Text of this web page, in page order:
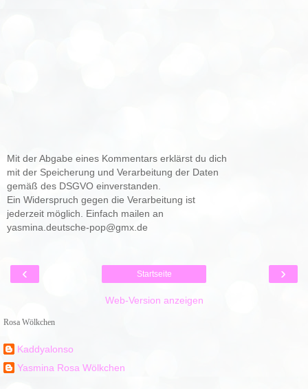
Mit der Abgabe eines Kommentars erklärst du dich
mit der Speicherung und Verarbeitung der Daten
gemäß des DSGVO einverstanden.
Ein Widerspruch gegen die Verarbeitung ist
jederzeit möglich. Einfach mailen an
yasmina.deutsche-pop@gmx.de
‹ ›
Startseite
Web-Version anzeigen
Rosa Wölkchen
Kaddyalonso
Yasmina Rosa Wölkchen